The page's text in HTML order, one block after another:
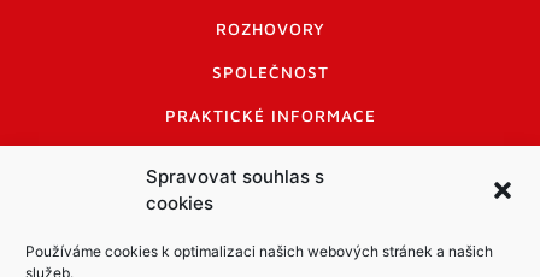
Spravovat souhlas s
cookies
Používáme cookies k optimalizaci našich webových stránek a našich
služeb.
ROZHOVORY
SPOLEČNOST
PRAKTICKÉ INFORMACE
INFORMACE A KODEX DISKUTUJÍCÍCH
LOGO A LOGO MANUÁL